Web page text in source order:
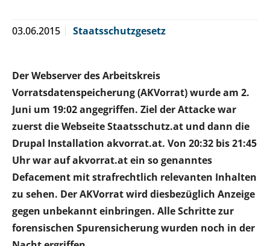
03.06.2015 Staatsschutzgesetz
Der Webserver des Arbeitskreis
Vorratsdatenspeicherung (AKVorrat) wurde am 2.
Juni um 19:02 angegriffen. Ziel der Attacke war
zuerst die Webseite Staatsschutz.at und dann die
Drupal Installation akvorrat.at. Von 20:32 bis 21:45
Uhr war auf akvorrat.at ein so genanntes
Defacement mit strafrechtlich relevanten Inhalten
zu sehen. Der AKVorrat wird diesbezüglich Anzeige
gegen unbekannt einbringen. Alle Schritte zur
forensischen Spurensicherung wurden noch in der